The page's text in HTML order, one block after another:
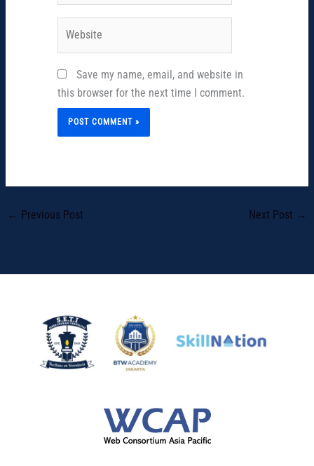
Save my name, email, and website in
this browser for the next time I comment.
← Previous Post Next Post →